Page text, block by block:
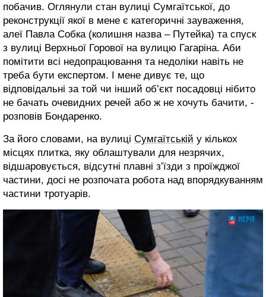
побачив. Оглянули стан вулиці Сумгаїтської, до
реконструкції якої в мене є категоричні зауваження,
алеї Павла Собка (колишня назва – Путейка) та спуск
з вулиці Верхньої Горової на вулицю Гагаріна. Аби
помітити всі недопрацювання та недоліки навіть не
треба бути експертом. І мене дивує те, що
відповідальні за той чи інший об’єкт посадовці нібито
не бачать очевидних речей або ж не хочуть бачити, -
розповів Бондаренко.
За його словами, на вулиці Сумгаїтській у кількох
місцях плитка, яку облаштували для незрячих,
відшаровується, відсутні плавні з’їзди з проїжджої
частини, досі не розпочата робота над впорядкуванням
частини тротуарів.